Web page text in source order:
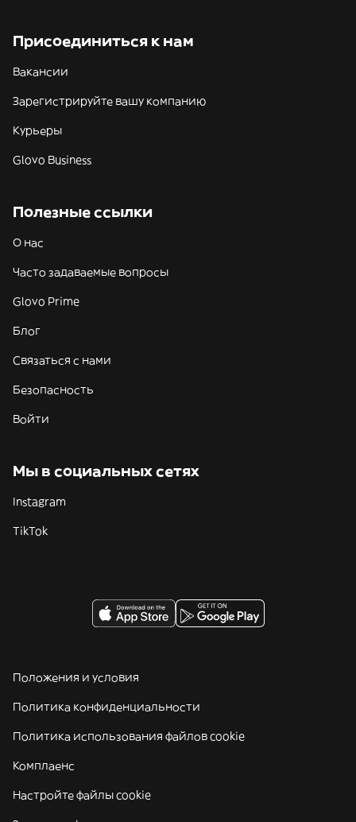
Присоединиться к нам
Вакансии
Зарегистрируйте вашу компанию
Курьеры
Glovo Business
Полезные ссылки
О нас
Часто задаваемые вопросы
Glovo Prime
Блог
Связаться с нами
Безопасность
Войти
Мы в социальных сетях
Instagram
TikTok
Положения и условия
Политика конфиденциальности
Политика использования файлов cookie
Комплаенс
Настройте файлы cookie